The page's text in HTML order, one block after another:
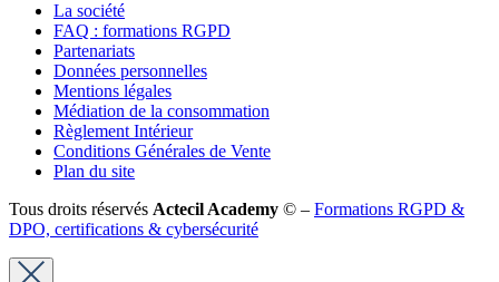
La société
FAQ : formations RGPD
Partenariats
Données personnelles
Mentions légales
Médiation de la consommation
Règlement Intérieur
Conditions Générales de Vente
Plan du site
Tous droits réservés Actecil Academy © – Formations RGPD &
DPO, certifications & cybersécurité